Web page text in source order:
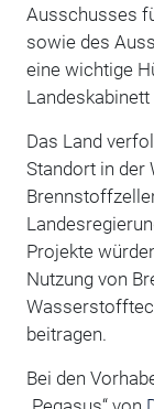
Ausschusses
sowie des
eine wichtige
Das Land
Standort in der
Projekte
Nutzung von
beitragen.
Bei den